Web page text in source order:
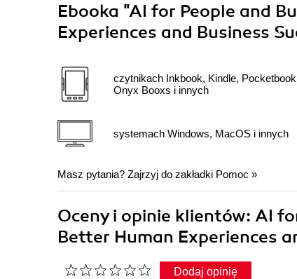
Ebooka "AI for People and
Experiences and Business
czytnikach Inkbook, Kindle,
Onyx Booxs i innych
systemach Windows, MacOS i innych
Masz pytania? Zajrzyj do zakładki Pomoc »
Oceny i opinie klientów: AI
Better Human Experiences
Dodaj opinię